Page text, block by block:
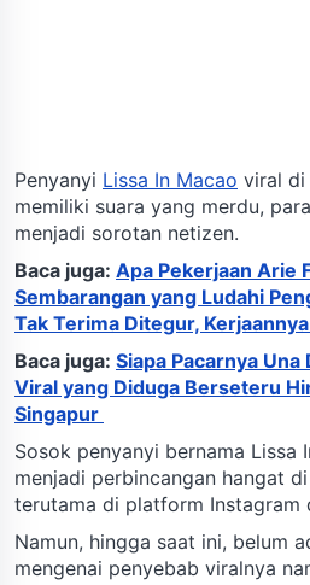
Penyanyi Lissa In Macao viral di
memiliki suara yang merdu,
menjadi sorotan netizen.
Baca juga: Apa Pekerjaan Arie
Sembarangan yang Ludahi
Tak Terima Ditegur,
Baca juga: Siapa Pacarnya
Viral yang Diduga Berseteru
Singapur
Sosok penyanyi bernama Lissa
menjadi perbincangan hangat
terutama di platform Instagram
Namun, hingga saat ini, belum
mengenai penyebab viralnya